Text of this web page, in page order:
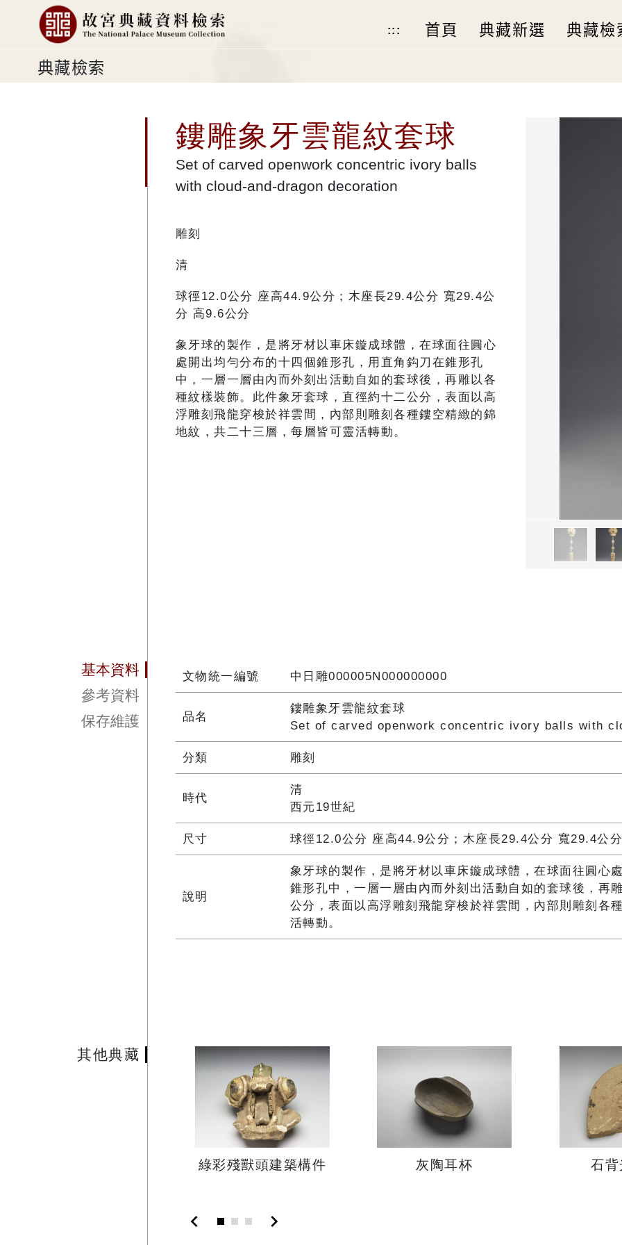
::: 首頁 典藏新選 典藏檢
典藏檢索
鏤雕象牙雲龍紋套球
Set of carved openwork concentric ivory balls
with cloud-and-dragon decoration
雕刻
清
球徑12.0公分 座高44.9公分；木座長29.4公分 寬29.4公
分 高9.6公分
象牙球的製作，是將牙材以車床鏇成球體，在球面往圓心
處開出均勻分布的十四個錐形孔，用直角鈎刀在錐形孔
中，一層一層由內而外刻出活動自如的套球後，再雕以各
種紋樣裝飾。此件象牙套球，直徑約十二公分，表面以高
浮雕刻飛龍穿梭於祥雲間，內部則雕刻各種鏤空精緻的錦
地紋，共二十三層，每層皆可靈活轉動。
基本資料
參考資料
保存維護
文物統一編號 中日雕000005N000000000
品名
鏤雕象牙雲龍紋套球
Set of carved openwork concentric ivory balls with
分類 雕刻
時代
清
西元19世紀
尺寸 球徑12.0公分 座高44.9公分；木座長29.4公分 寬29.4公
說明
象牙球的製作，是將牙材以車床鏇成球體，在球面往圓心
錐形孔中，一層一層由內而外刻出活動自如的套球後，再
公分，表面以高浮雕刻飛龍穿梭於祥雲間，內部則雕刻各
活轉動。
其他典藏
綠彩殘獸頭建築構件 灰陶耳杯 石背
chevron_left chevron_right